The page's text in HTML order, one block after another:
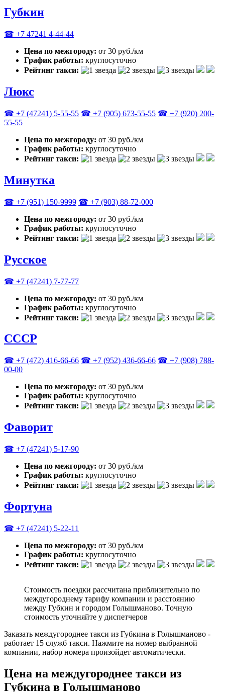
Губкин
☎ +7 47241 4‑44-44
Цена по межгороду: от 30 руб./км
График работы: круглосуточно
Рейтинг такси:
Люкс
☎ +7 (47241) 5-55-55 ☎ +7 (905) 673-55-55 ☎ +7 (920) 200-
55-55
Цена по межгороду: от 30 руб./км
График работы: круглосуточно
Рейтинг такси:
Минутка
☎ +7 (951) 150-9999 ☎ +7 (903) 88-72-000
Цена по межгороду: от 30 руб./км
График работы: круглосуточно
Рейтинг такси:
Русское
☎ +7 (47241) 7-77-77
Цена по межгороду: от 30 руб./км
График работы: круглосуточно
Рейтинг такси:
СССР
☎ +7 (472) 416-66-66 ☎ +7 (952) 436-66-66 ☎ +7 (908) 788-
00-00
Цена по межгороду: от 30 руб./км
График работы: круглосуточно
Рейтинг такси:
Фаворит
☎ +7 (47241) 5-17-90
Цена по межгороду: от 30 руб./км
График работы: круглосуточно
Рейтинг такси:
Фортуна
☎ +7 (47241) 5-22-11
Цена по межгороду: от 30 руб./км
График работы: круглосуточно
Рейтинг такси:
Стоимость поездки рассчитана приблизительно по
междугороднему тарифу компании и расстоянию
между Губкин и городом Голышманово. Точную
стоимость уточняйте у диспетчеров
Заказать междугороднее такси из Губкина в Голышманово -
работает 15 служб такси. Нажмите на номер выбранной
компании, набор номера произойдет автоматически.
Цена на междугороднее такси из
Губкина в Голышманово